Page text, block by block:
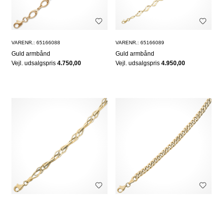
VARENR.: 65166088
Guld armbånd
Vejl. udsalgspris 4.750,00
VARENR.: 65166089
Guld armbånd
Vejl. udsalgspris4.950,00